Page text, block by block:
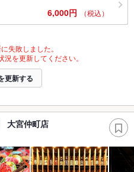
6,000円 （税込）
失敗しました。
を更新してください。
更新する
大宮仲町店